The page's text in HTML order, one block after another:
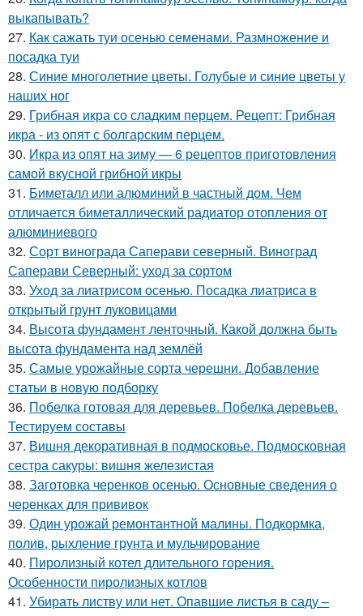
выкапывать?
27. Как сажать туи осенью семенами. Размножение и
посадка туи
28. Синие многолетние цветы. Голубые и синие цветы у
наших ног
29. Грибная икра со сладким перцем. Рецепт: Грибная
икра - из опят с болгарским перцем.
30. Икра из опят на зиму — 6 рецептов приготовления
самой вкусной грибной икры
31. Биметалл или алюминий в частный дом. Чем
отличается биметаллический радиатор отопления от
алюминиевого
32. Сорт винограда Саперави северный. Виноград
Саперави Северный: уход за сортом
33. Уход за лиатрисом осенью. Посадка лиатриса в
открытый грунт луковицами
34. Высота фундамент ленточный. Какой должна быть
высота фундамента над землёй
35. Самые урожайные сорта черешни. Добавление
статьи в новую подборку
36. Побелка готовая для деревьев. Побелка деревьев.
Тестируем составы
37. Вишня декоративная в подмосковье. Подмосковная
сестра сакуры: вишня железистая
38. Заготовка черенков осенью. Основные сведения о
черенках для прививок
39. Один урожай ремонтантной малины. Подкормка,
полив, рыхление грунта и мульчирование
40. Пиролизный котел длительного горения.
Особенности пиролизных котлов
41. Убирать листву или нет. Опавшие листья в саду –